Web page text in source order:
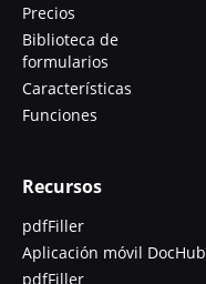
Precios
Biblioteca de
formularios
Características
Funciones
Recursos
pdfFiller
Aplicación móvil DocHub
pdfFiller